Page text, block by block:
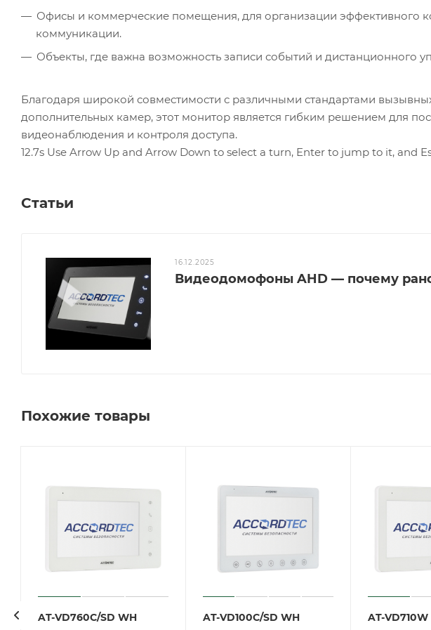
Офисы и коммерческие помещения, для организации эффективного
коммуникации.
Объекты, где важна возможность записи событий и дистанционного
Благодаря широкой совместимости с различными стандартами
дополнительных камер, этот монитор является гибким решением для
видеонаблюдения и контроля доступа.
12.7s Use Arrow Up and Arrow Down to select a turn, Enter to jump to it, and
Статьи
16.12.2025
Видеодомофоны AHD — почему рано
Похожие товары
AT-VD760C/SD WH
AT-VD100C/SD WH
AT-VD710W